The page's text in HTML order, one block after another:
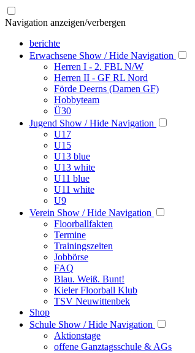
Navigation anzeigen/verbergen
berichte
Erwachsene Show / Hide Navigation
Herren I - 2. FBL N/W
Herren II - GF RL Nord
Förde Deerns (Damen GF)
Hobbyteam
Ü30
Jugend Show / Hide Navigation
U17
U15
U13 blue
U13 white
U11 blue
U11 white
U9
Verein Show / Hide Navigation
Floorballfakten
Termine
Trainingszeiten
Jobbörse
FAQ
Blau. Weiß. Bunt!
Kieler Floorball Klub
TSV Neuwittenbek
Shop
Schule Show / Hide Navigation
Aktionstage
offene Ganztagsschule & AGs